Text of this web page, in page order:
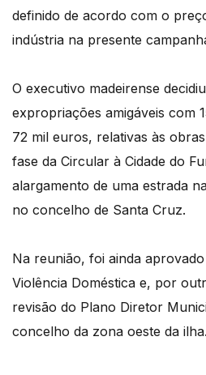
definido de acordo com o
indústria na presente
O executivo madeirense
expropriações amigáveis com
72 mil euros, relativas às
fase da Circular à Cidade do
alargamento de uma estrada
no concelho de Santa Cruz.
Na reunião, foi ainda
Violência Doméstica e, por
revisão do Plano Diretor
concelho da zona oeste da ilha.